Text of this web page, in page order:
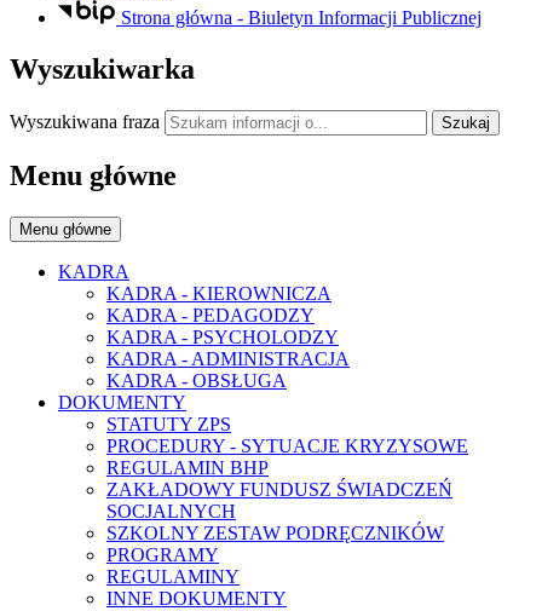
Strona główna - Biuletyn Informacji Publicznej
Wyszukiwarka
Wyszukiwana fraza Szukaj
Menu główne
Menu główne
KADRA
KADRA - KIEROWNICZA
KADRA - PEDAGODZY
KADRA - PSYCHOLODZY
KADRA - ADMINISTRACJA
KADRA - OBSŁUGA
DOKUMENTY
STATUTY ZPS
PROCEDURY - SYTUACJE KRYZYSOWE
REGULAMIN BHP
ZAKŁADOWY FUNDUSZ ŚWIADCZEŃ
SOCJALNYCH
SZKOLNY ZESTAW PODRĘCZNIKÓW
PROGRAMY
REGULAMINY
INNE DOKUMENTY